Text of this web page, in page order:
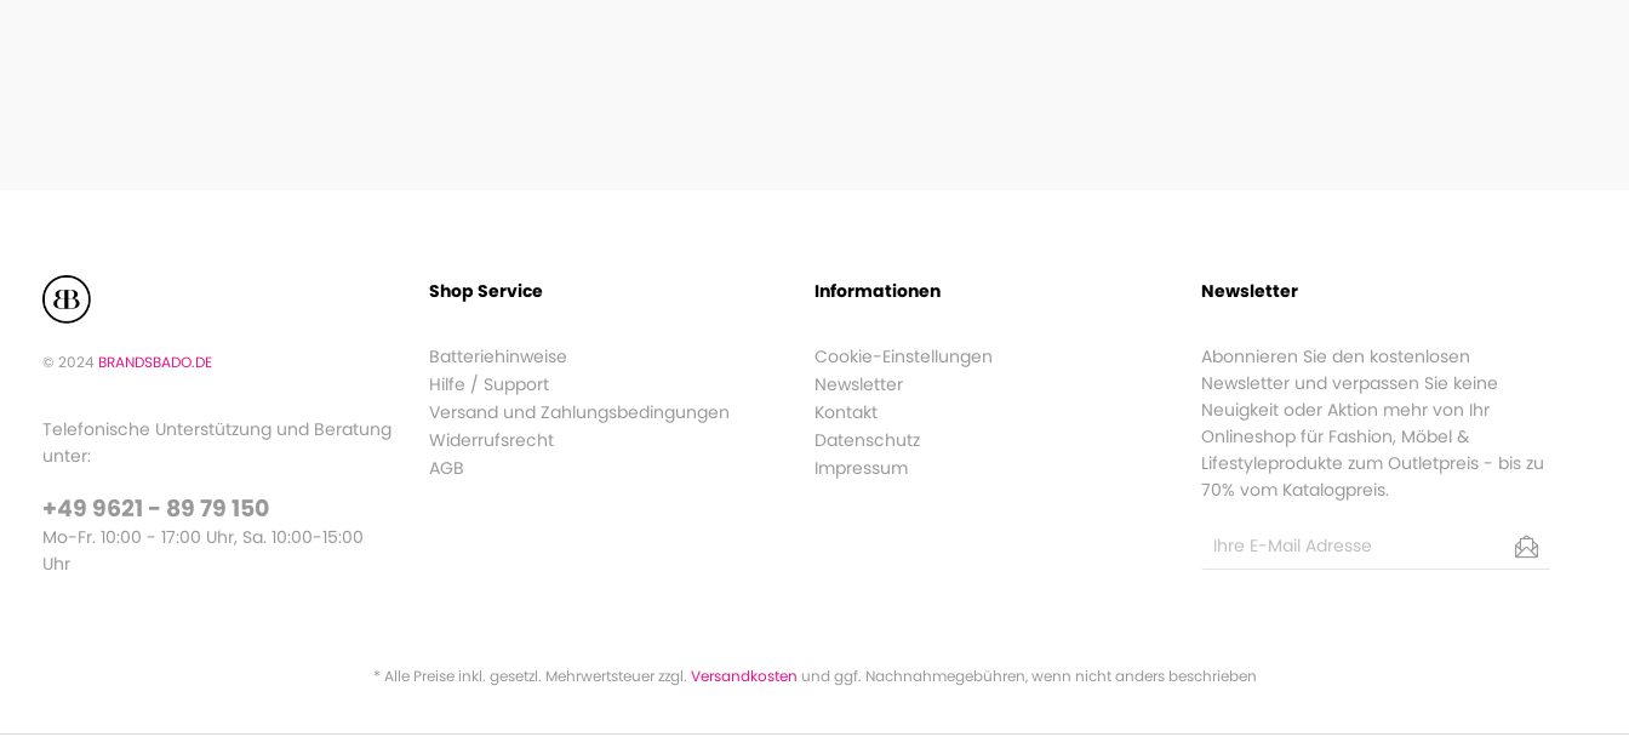
© 2024 BRANDSBADO.DE
Telefonische Unterstützung und Beratung
unter:
+49 9621 - 89 79 150
Mo-Fr. 10:00 - 17:00 Uhr, Sa. 10:00-15:00
Uhr
Shop Service
Batteriehinweise
Hilfe / Support
Versand und Zahlungsbedingungen
Widerrufsrecht
AGB
Informationen
Cookie-Einstellungen
Newsletter
Kontakt
Datenschutz
Impressum
Newsletter
Abonnieren Sie den kostenlosen
Newsletter und verpassen Sie keine
Neuigkeit oder Aktion mehr von Ihr
Onlineshop für Fashion, Möbel &
Lifestyleprodukte zum Outletpreis - bis zu
70% vom Katalogpreis.
* Alle Preise inkl. gesetzl. Mehrwertsteuer zzgl. Versandkosten und ggf. Nachnahmegebühren, wenn nicht anders beschrieben